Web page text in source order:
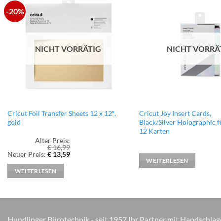
-20%
Wunschliste
hinzufügen
NICHT VORRÄTIG
Cricut Foil Transfer Sheets 12 x 12″,
gold
Alter Preis:
€16,99
Ursprünglicher
war:
€ 16,99
Neuer Preis: €13,59Aktueller
WEITERLESEN
NICHT
Cricut Joy Insert Cards,
Black/Silver Holographic
12 Karten
WEITERLESEN
Hundlinger Bürotechnik - seit 1957 Ihr Partner mit